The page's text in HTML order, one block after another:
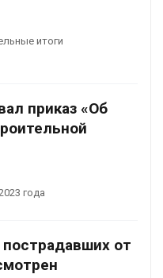
итоги
приказ «Об
года
от